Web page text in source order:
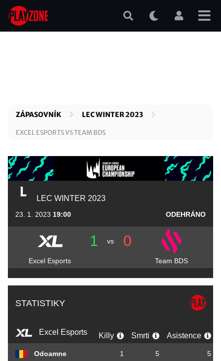
Přejít
hlavnímu
ZÁPASOVNÍK LEC WINTER 2023
EXCEL ESPORTS VS TEAM BDS
LEC WINTER 2023
23. 1. 2023 19:00 ODEHRÁNO
1 vs 0
Excel Esports Team BDS
STATISTIKY
Excel Esports Killy Smrti Asistence
Odoamne 1 5 5